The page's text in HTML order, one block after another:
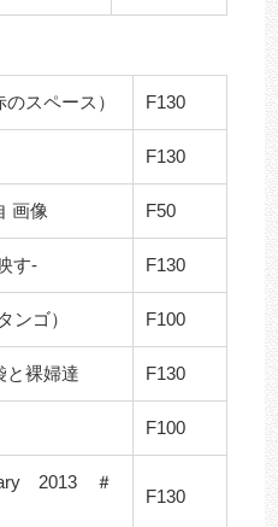
スペース） F130
F130
画像 F50
す- F130
ンゴ） F100
と裸婦達 F130
F100
2013 ＃
F130